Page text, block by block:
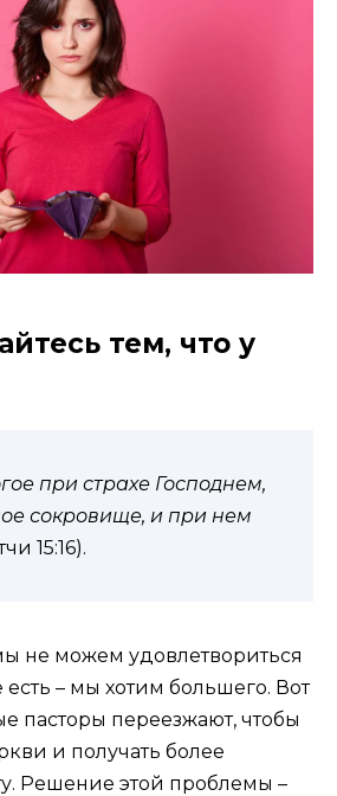
тем, что у
при страхе Господнем,
сокровище, и при нем
15:16).
не можем удовлетвориться
есть – мы хотим большего. Вот
пасторы переезжают, чтобы
и получать более
Решение этой проблемы –